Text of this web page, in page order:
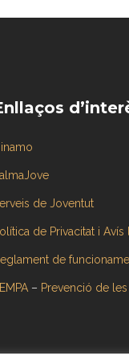
de Joventut
de Privacitat i Avís
de
– Prevenció de